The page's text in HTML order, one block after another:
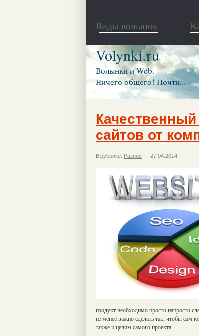
Виды волынок
Volynki.ru
Волынки и Web.
Ничего общего! Почти...
сайтов от
В рубрике: Разное — 27.04.2014
продукт необходимо просто напросто
не менее важно сделать так, чтобы сам
также и целям самого проекта.